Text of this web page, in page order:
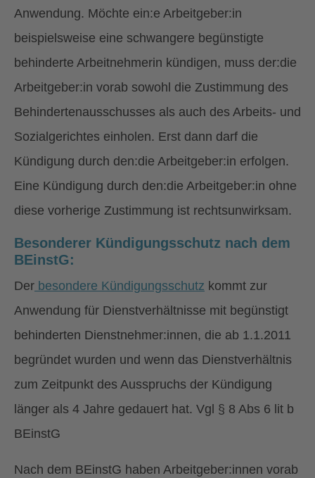
Anwendung. Möchte ein:e Arbeitgeber:in
beispielsweise eine schwangere begünstigte
behinderte Arbeitnehmerin kündigen, muss der:die
Arbeitgeber:in vorab sowohl die Zustimmung des
Behindertenausschusses als auch des Arbeits- und
Sozialgerichtes einholen. Erst dann darf die
Kündigung durch den:die Arbeitgeber:in erfolgen.
Eine Kündigung durch den:die Arbeitgeber:in ohne
diese vorherige Zustimmung ist rechtsunwirksam.
Besonderer Kündigungsschutz nach dem
BEinstG:
Der besondere Kündigungsschutz kommt zur
Anwendung für Dienstverhältnisse mit begünstigt
behinderten Dienstnehmer:innen, die ab 1.1.2011
begründet wurden und wenn das Dienstverhältnis
zum Zeitpunkt des Ausspruchs der Kündigung
länger als 4 Jahre gedauert hat. Vgl § 8 Abs 6 lit b
BEinstG
Nach dem BEinstG haben Arbeitgeber:innen vorab